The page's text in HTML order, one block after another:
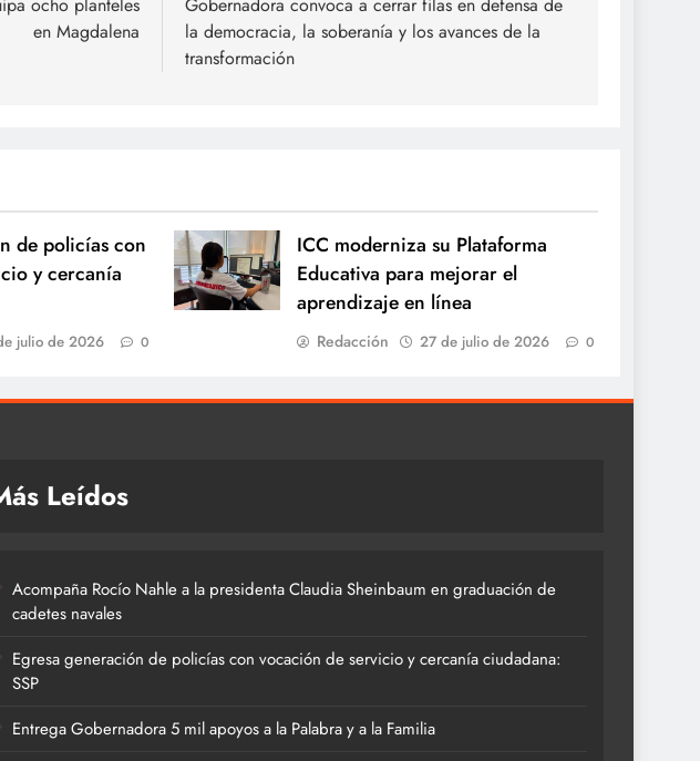
ocho planteles
en Magdalena
Gobernadora convoca a cerrar filas en defensa de
la democracia, la soberanía y los avances de la
transformación
de policías con
y cercanía
julio de 2026 0
ICC moderniza su Plataforma
Educativa para mejorar el
aprendizaje en línea
Redacción 27 de julio de 2026 0
Leídos
Acompaña Rocío Nahle a la presidenta Claudia Sheinbaum en graduación de
cadetes navales
Egresa generación de policías con vocación de servicio y cercanía ciudadana:
SSP
Entrega Gobernadora 5 mil apoyos a la Palabra y a la Familia